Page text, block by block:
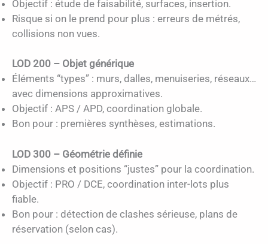
Objectif : étude de faisabilité, surfaces, insertion.
Risque si on le prend pour plus : erreurs de métrés,
collisions non vues.
LOD 200 – Objet générique
Éléments “types” : murs, dalles, menuiseries, réseaux…
avec dimensions approximatives.
Objectif : APS / APD, coordination globale.
Bon pour : premières synthèses, estimations.
LOD 300 – Géométrie définie
Dimensions et positions “justes” pour la coordination.
Objectif : PRO / DCE, coordination inter-lots plus
fiable.
Bon pour : détection de clashes sérieuse, plans de
réservation (selon cas).